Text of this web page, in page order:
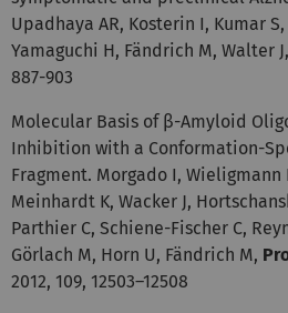
Upadhaya AR, Kosterin I, Kumar S,
Yamaguchi H, Fändrich M, Walter
887-903
Molecular Basis of β-Amyloid
Inhibition with a Conformation-
Fragment. Morgado I, Wieligmann
Meinhardt K, Wacker J,
Parthier C, Schiene-Fischer C,
Görlach M, Horn U, Fändrich M,
2012, 109, 12503–12508